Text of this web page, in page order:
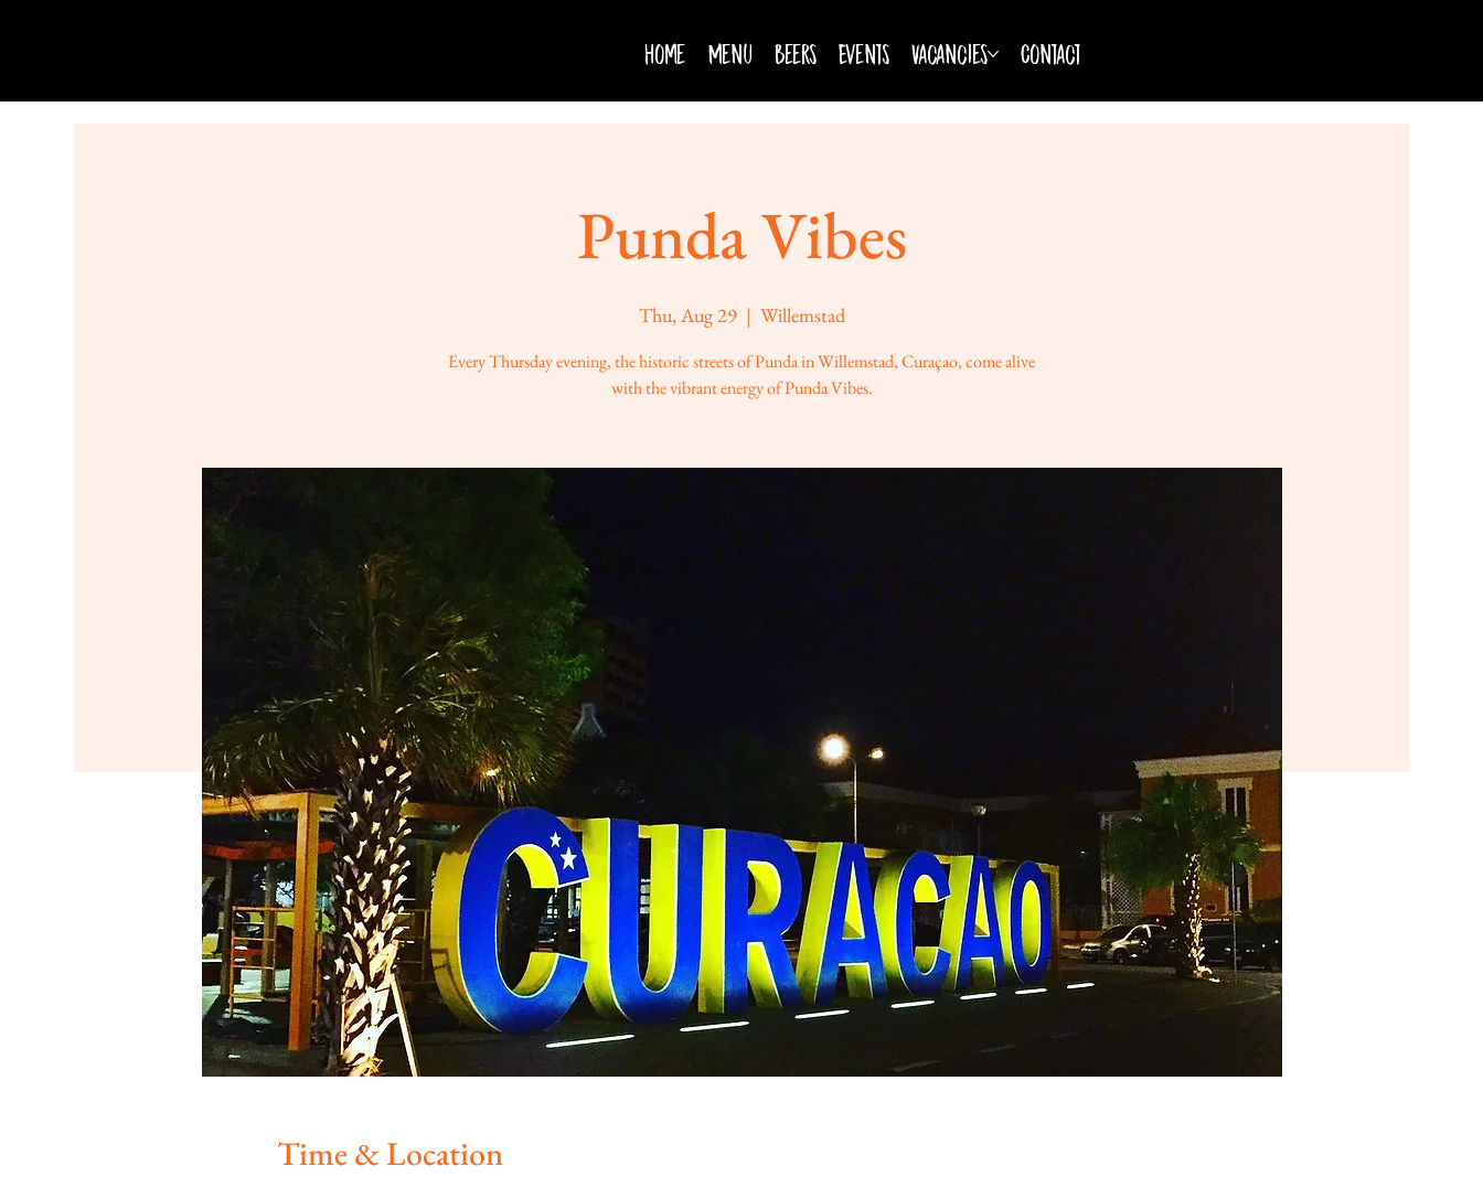
Home Menu Beers Events Vacancies Contact
Punda Vibes
Thu, Aug 29
  |
Willemstad
Every Thursday evening, the historic streets of Punda in Willemstad, Curaçao, come alive
with the vibrant energy of Punda Vibes.
Time & Location